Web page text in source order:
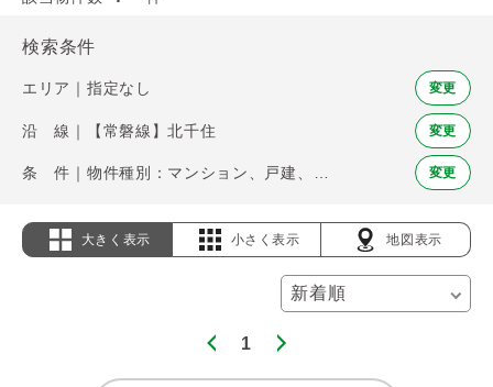
検索条件
エリア｜指定なし 変更
沿 線｜【常磐線】北千住 変更
変更
大きく表示 小さく表示 地図表示
1